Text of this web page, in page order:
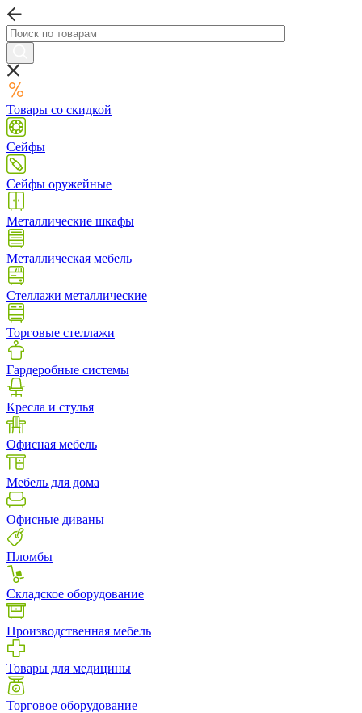
Товары со скидкой
Сейфы
Сейфы оружейные
Металлические шкафы
Металлическая мебель
Стеллажи металлические
Торговые стеллажи
Гардеробные системы
Кресла и стулья
Офисная мебель
Мебель для дома
Офисные диваны
Пломбы
Складское оборудование
Производственная мебель
Товары для медицины
Торговое оборудование